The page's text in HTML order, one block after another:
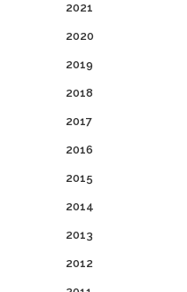
2021
2020
2019
2018
2017
2016
2015
2014
2013
2012